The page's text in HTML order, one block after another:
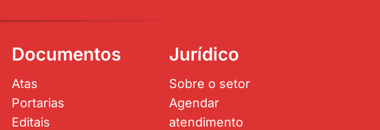
Documentos
Atas
Portarias
Editais
Jurídico
Sobre o setor
Agendar
atendimento